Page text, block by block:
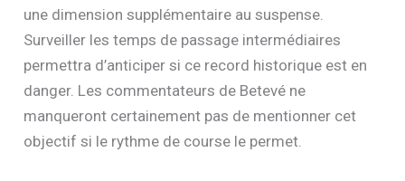
une dimension supplémentaire au suspense.
Surveiller les temps de passage intermédiaires
permettra d’anticiper si ce record historique est en
danger. Les commentateurs de Betevé ne
manqueront certainement pas de mentionner cet
objectif si le rythme de course le permet.